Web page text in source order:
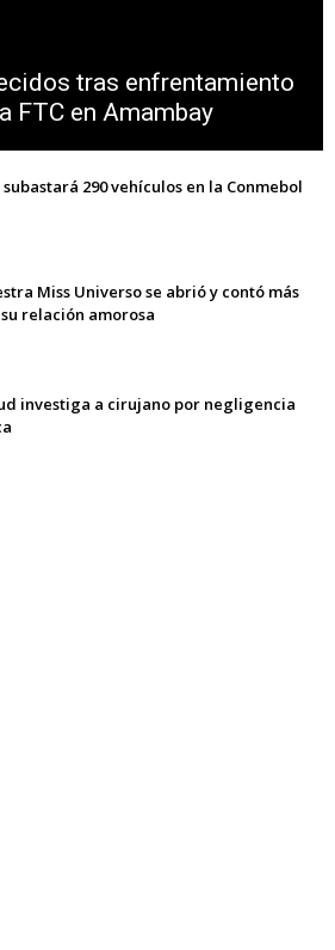
tras enfrentamiento
FTC en Amambay
subastará 290 vehículos en la Conmebol
Miss Universo se abrió y contó más
relación amorosa
investiga a cirujano por negligencia